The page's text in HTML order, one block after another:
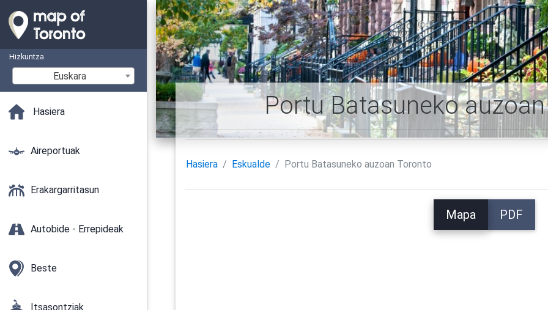
Hizkuntza
Euskara
Hasiera
Aireportuak
Erakargarritasun
Autobide - Errepideak
Beste
Itsasontziak
Portu Batasuneko
Hasiera Eskualde Portu Batasuneko auzoan Toronto
Mapa PDF